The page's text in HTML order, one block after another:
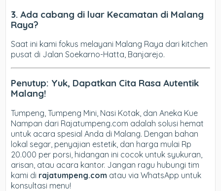
3. Ada cabang di luar Kecamatan di Malang
Raya?
Saat ini kami fokus melayani Malang Raya dari kitchen
pusat di Jalan Soekarno-Hatta, Banjarejo.
Penutup: Yuk, Dapatkan Cita Rasa Autentik
Malang!
Tumpeng, Tumpeng Mini, Nasi Kotak, dan Aneka Kue
Nampan dari Rajatumpeng.com adalah solusi hemat
untuk acara spesial Anda di Malang. Dengan bahan
lokal segar, penyajian estetik, dan harga mulai Rp
20.000 per porsi, hidangan ini cocok untuk syukuran,
arisan, atau acara kantor. Jangan ragu hubungi tim
kami di rajatumpeng.com atau via WhatsApp untuk
konsultasi menu!